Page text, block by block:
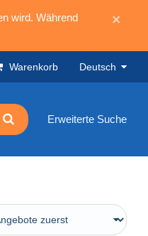
wird. Während
×
Warenkorb Deutsch
Erweiterte Suche